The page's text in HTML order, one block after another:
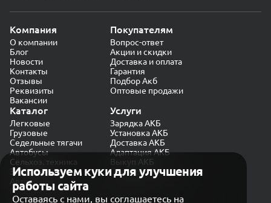
Используем куки для улучшения
работы сайта
Оставаясь с нами, вы соглашаетесь на
Компания
О компании
Блог
Новости
Контакты
Отзывы
Реквизиты
Вакансии
Покупателям
Вопрос-ответ
Акции и скидки
Доставка и оплата
Гарантия
Подбор Акб
Оптовые продажи
Каталог
Легковые
Грузовые
Седельные тягачи
Автобусы
Сельхоз. техника
Экскаваторы
Автокраны
Услуги
Зарядка АКБ
Установка АКБ
Доставка АКБ
Адаптация АКБ
Выкуп АКБ
Проверка генератора
Политика конфиденциальности
Обработка персональных данных